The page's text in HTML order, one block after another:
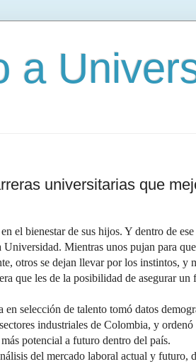
a
universitarias que
el bienestar de sus hijos. Y dentro de
Universidad. Mientras unos pujan para
otros se dejan llevar por los instintos, y
que les de la posibilidad de asegurar un
en selección de talento tomó datos
industriales de Colombia, y
potencial a futuro dentro del país.
del mercado laboral actual y futuro,